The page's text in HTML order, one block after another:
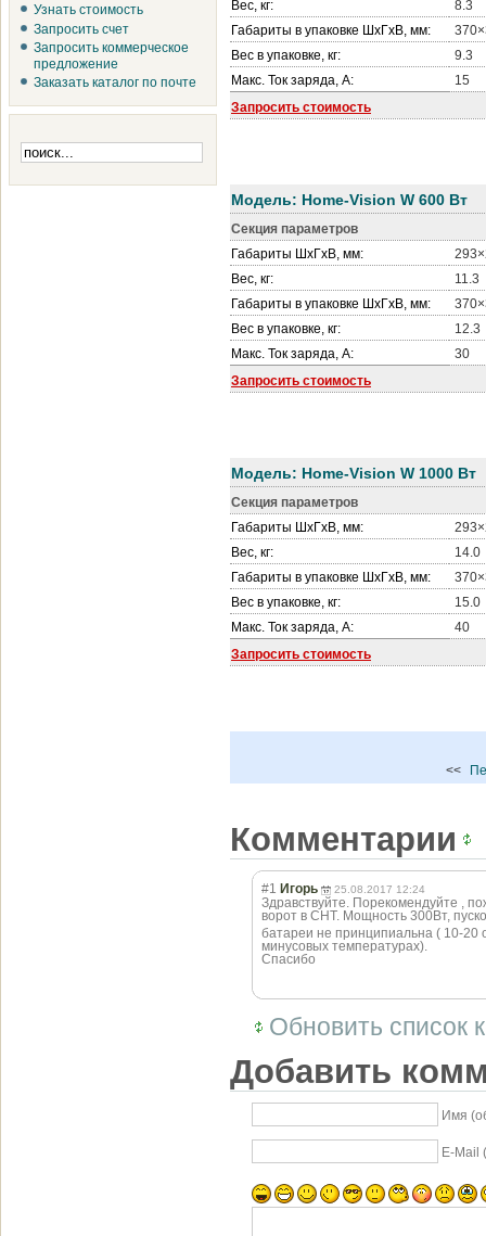
Узнать стоимость
Запросить счет
Запросить коммерческое
предложение
Заказать каталог по почте
Вес, кг:
8.3
Габариты в упаковке ШхГхВ, мм:
Вес в упаковке, кг:
9.3
Макс. Ток заряда, А:
15
Запросить стоимость
Модель: Home-Vision W 600 Вт
Секция параметров
Габариты ШхГхВ, мм:
Вес, кг:
11.3
Габариты в упаковке ШхГхВ, мм:
Вес в упаковке, кг:
12.3
Макс. Ток заряда, А:
30
Запросить стоимость
Модель: Home-Vision W 1000 Вт
Секция параметров
Габариты ШхГхВ, мм:
Вес, кг:
14.0
Габариты в упаковке ШхГхВ, мм:
Вес в упаковке, кг:
15.0
Макс. Ток заряда, А:
40
Запросить стоимость
<<
Комментарии
#1 Игорь 25.08.2017 12:24
Здравствуйте. Порекомендуйте ,
ворот в СНТ. Мощность 300Вт,
батареи не принципиальна ( 10-20
минусовых температурах).
Спасибо
Обновить список
Добавить
Имя
E-Mail